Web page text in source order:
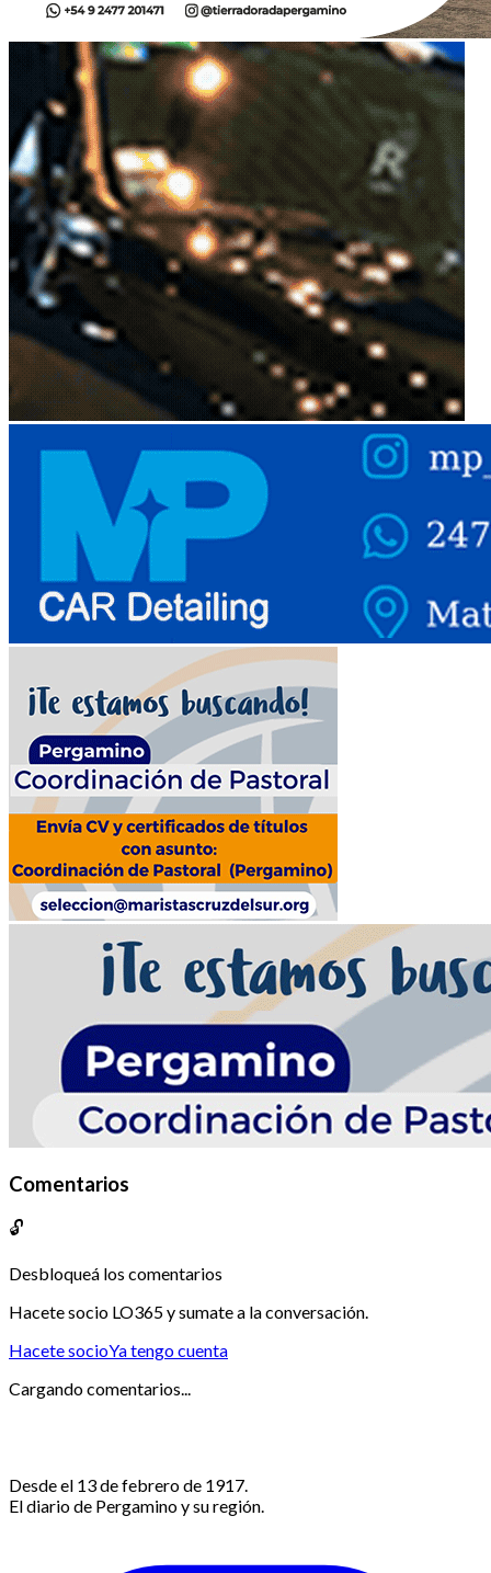
Comentarios
🔓
Desbloqueá los comentarios
Hacete socio LO365 y sumate a la conversación.
Hacete socioYa tengo cuenta
Cargando comentarios...
Desde el 13 de febrero de 1917.
El diario de Pergamino y su región.